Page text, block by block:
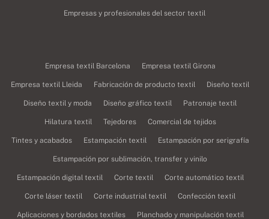
Empresas y profesionales del sector textil
Empresa textil Barcelona Empresa textil Girona
Empresa textil Lleida Fabricación de producto textil Diseño textil
Diseño textil y moda Diseño gráfico textil Patronaje textil
Hilatura textil Tejedores Comercial de tejidos
Tintes y acabados Estampación textil Estampación por serigrafía
Estampación por sublimación, transfer y vinilo
Estampación digital textil Corte textil Corte automático textil
Corte láser textil Corte industrial textil Confección textil
Aplicaciones y bordados textiles Planchado y manipulación textil